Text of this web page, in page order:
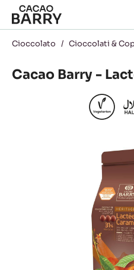
Skip to main content
Cioccolato / Cioccolati &
Cacao Barry -